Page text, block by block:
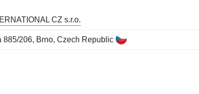
CZ s.r.o.
885/206, Brno, Czech Republic